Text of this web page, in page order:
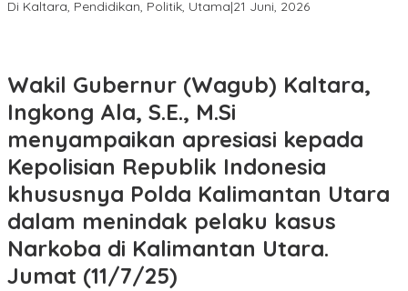
Di Kaltara, Pendidikan, Politik, Utama|21 Juni, 2026
Wakil Gubernur (Wagub) Kaltara,
Ingkong Ala, S.E., M.Si
menyampaikan apresiasi kepada
Kepolisian Republik Indonesia
khususnya Polda Kalimantan Utara
dalam menindak pelaku kasus
Narkoba di Kalimantan Utara.
Jumat (11/7/25)